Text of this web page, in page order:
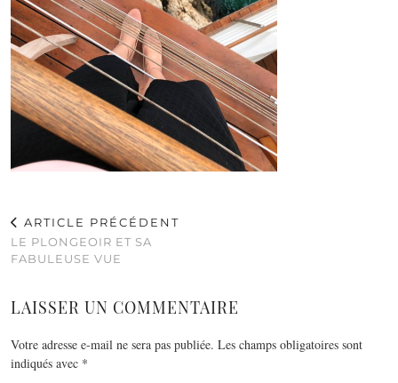
ARTICLE PRÉCÉDENT
LE PLONGEOIR ET SA
FABULEUSE VUE
LAISSER UN COMMENTAIRE
Votre adresse e-mail ne sera pas publiée. Les champs obligatoires sont
indiqués avec *